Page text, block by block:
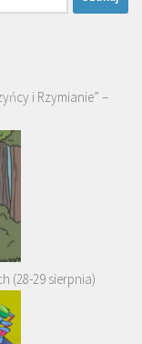
i Rzymianie” –
(28-29 sierpnia)